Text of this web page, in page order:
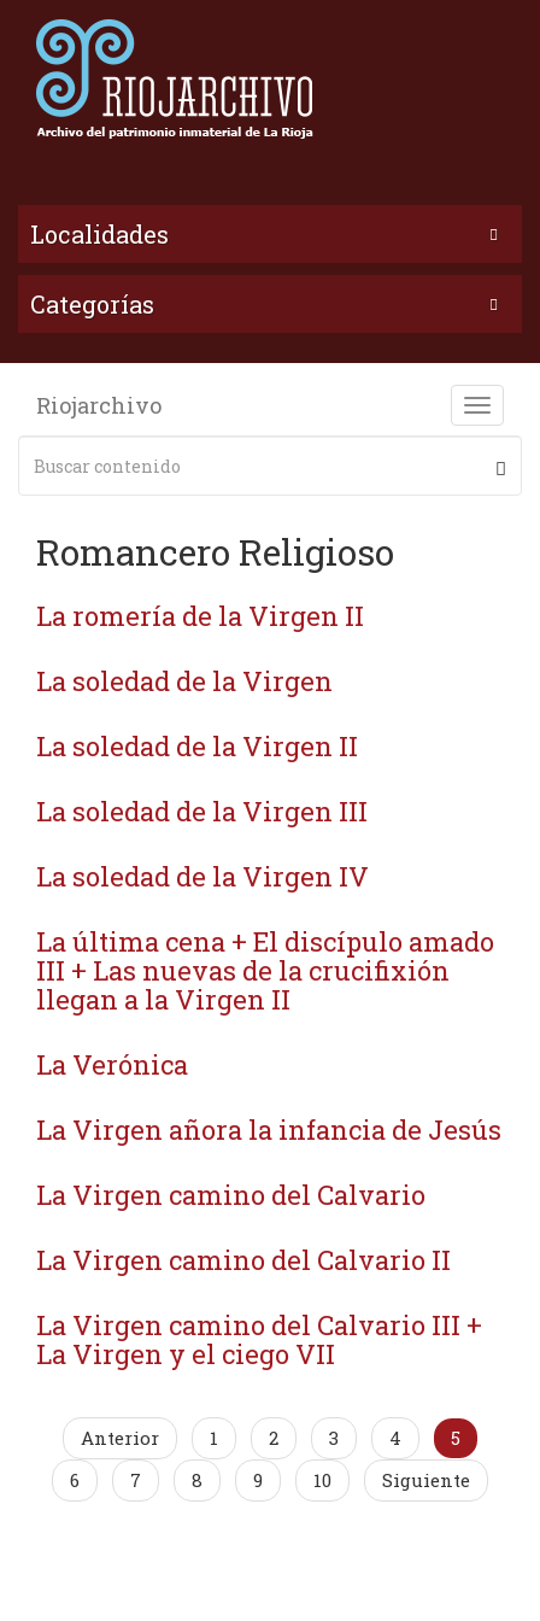
Localidades
Categorías
Toggle
Riojarchivo
Romancero Religioso
La romería de la Virgen II
La soledad de la Virgen
La soledad de la Virgen II
La soledad de la Virgen III
La soledad de la Virgen IV
La última cena + El discípulo amado
III + Las nuevas de la crucifixión
llegan a la Virgen II
La Verónica
La Virgen añora la infancia de Jesús
La Virgen camino del Calvario
La Virgen camino del Calvario II
La Virgen camino del Calvario III +
La Virgen y el ciego VII
Anterior 1 2 3 4
5
6
7 8 9 10 Siguiente